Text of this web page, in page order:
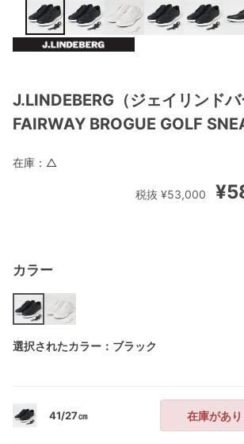
J.LINDEBERG（ジェイリンドバ
FAIRWAY BROGUE GOLF
税抜 ¥53,000
カラー
選択されたカラー：ブラック
41/27㎝ 在庫があ
在庫： △